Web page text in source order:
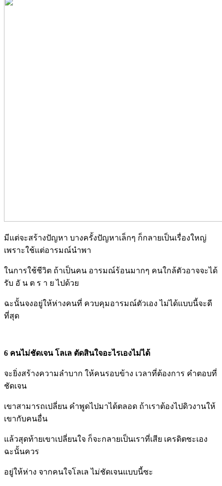
มีแต่จะสร้างปัญหา บางครั้งปัญหาเล็กๆ ก็กลายเป็นเรื่องใหญ่
เพราะใช้แต่อารมณ์นำพา
ในการใช้ชีวิต ถ้าเป็นคน อารมณ์ร้อนมากๆ คนใกล้ตัวอาจจะได้
รับ อั น ต ร า ย ไปด้วย
ฉะนั้นจงอยู่ให้ห่างคนที่ ควบคุมอารมณ์ตัวเอง ไม่ได้แบบนี้จะดี
ที่สุด
6 คนไม่ชัดเจน โลเล ตัดสินใจอะไรเองไม่ได้
จะยิ่งสร้างความลำบาก ให้คนรอบข้าง เวลาที่ต้องการ คำตอบที่
ชัดเจน
เขาสามารถเปลี่ยน คำพูดไปมาได้ตลอด ถ้าเราต้องไปดิวงานให้
เขากับคนอื่น
แล้วสุดท้ายเขาเปลี่ยนใจ ก็จะกลายเป็นเราที่เสีย เครดิตซะเอง
ฉะนั้นควร
อยู่ให้ห่าง จากคนใจโลเล ไม่ชัดเจนแบบนี้ซะ